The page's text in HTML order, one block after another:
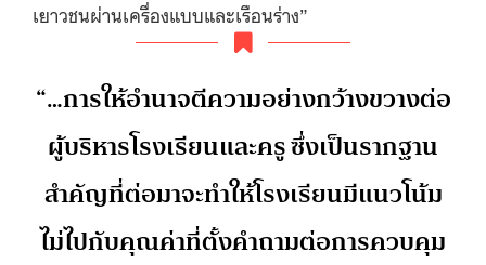
เยาวชนผ่านเครื่องแบบและเรือนร่าง”
“…การให้อำนาจตีความอย่างกว้างขวางต่อ
ผู้บริหารโรงเรียนและครู ซึ่งเป็นรากฐาน
สำคัญที่ต่อมาจะทำให้โรงเรียนมีแนวโน้ม
ไม่ไปกับคุณค่าที่ตั้งคำถามต่อการควบคุม